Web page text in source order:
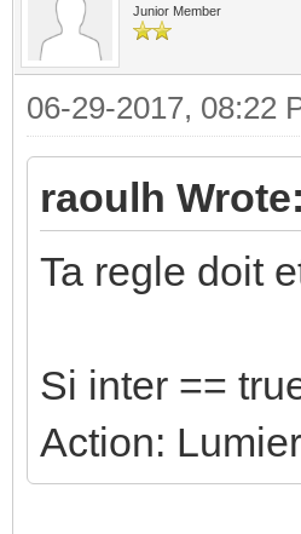
Junior Member
06-29-2017, 08:22
raoulh Wrote:
Ta regle doit
Si inter ==
Action: